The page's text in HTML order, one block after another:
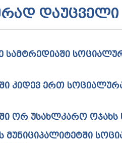
ᲓᲐᲣᲪᲕᲔᲚᲘ
ᲡᲐᲛᲢᲠᲔᲓᲘᲐᲨᲘ
ᲙᲘᲓᲔᲕ ᲔᲠᲗ
ᲝᲠ ᲣᲡᲐᲮᲚᲙᲐᲠᲝ ᲝᲯᲐᲮᲡ
ᲛᲣᲜᲘᲪᲘᲞᲐᲚᲘᲢᲔᲢᲨᲘ